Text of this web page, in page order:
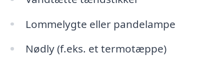
Lommelygte eller pandelampe
Nødly (f.eks. et termotæppe)